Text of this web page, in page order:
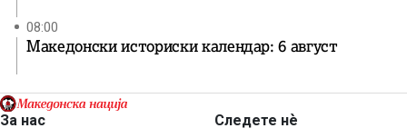
08:00
Македонски историски календар: 6 август
За нас
Следете нѐ